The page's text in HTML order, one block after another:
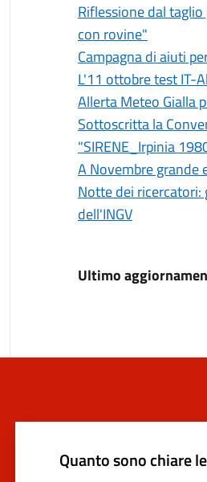
Riflessione dal
con rovine"
Campagna di aiuti
L'11 ottobre test IT-
Allerta Meteo Gialla
Sottoscritta la
"SIRENE_Irpinia
A Novembre grande
Notte dei ricercatori:
dell'INGV
Ultimo
Quanto sono chiare